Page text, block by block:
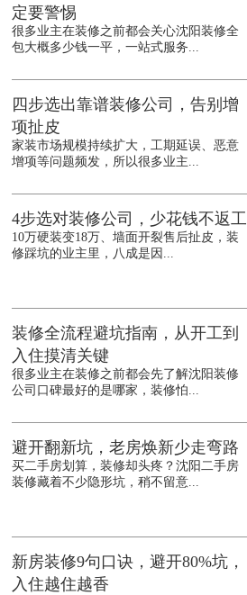
定要警惕
很多业主在装修之前都会关心沈阳装修全
包大概多少钱一平，一站式服务...
四步选出靠谱装修公司，告别增
项扯皮
家装市场规模持续扩大，工期延误、恶意
增项等问题频发，所以很多业主...
4步选对装修公司，少花钱不返工
10万硬装变18万、墙面开裂售后扯皮，装
修踩坑的业主里，八成是因...
装修全流程避坑指南，从开工到
入住摸清关键
很多业主在装修之前都会先了解沈阳装修
公司口碑最好的是哪家，装修怕...
避开翻新坑，老房焕新少走弯路
买二手房划算，装修却头疼？沈阳二手房
装修藏着不少隐形坑，稍不留意...
新房装修9句口诀，避开80%坑，
入住越住越香